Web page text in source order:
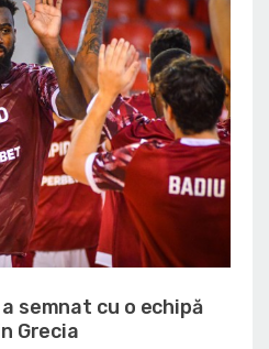
semnat cu o echipă
Grecia